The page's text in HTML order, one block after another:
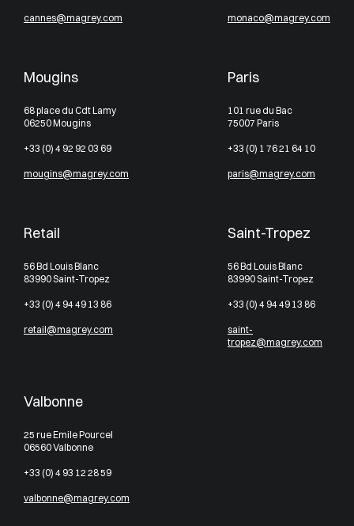
cannes@magrey.com monaco@magrey.com
Mougins
68 place du Cdt Lamy
06250 Mougins
+33 (0) 4 92 92 03 69
mougins@magrey.com
Paris
101 rue du Bac
75007 Paris
+33 (0) 1 76 21 64 10
paris@magrey.com
Retail
56 Bd Louis Blanc
83990 Saint-Tropez
+33 (0) 4 94 49 13 86
retail@magrey.com
Saint-Tropez
56 Bd Louis Blanc
83990 Saint-Tropez
+33 (0) 4 94 49 13 86
saint-
tropez@magrey.com
Valbonne
25 rue Emile Pourcel
06560 Valbonne
+33 (0) 4 93 12 28 59
valbonne@magrey.com